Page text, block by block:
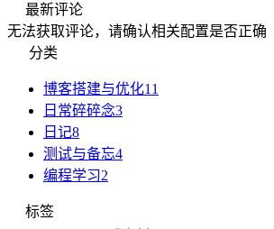
最新评论
无法获取评论，请确认相关配置是否正确
分类
博客搭建与优化11
日常碎碎念3
日记8
测试与备忘4
编程学习2
标签